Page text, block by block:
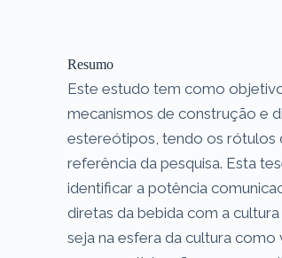
Resumo
Este estudo tem como
mecanismos de construção e
estereótipos, tendo os rótulos
referência da pesquisa. Esta
identificar a potência
diretas da bebida com a
seja na esfera da cultura como